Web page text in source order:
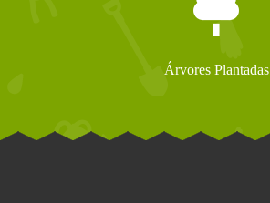
Árvores Plantadas